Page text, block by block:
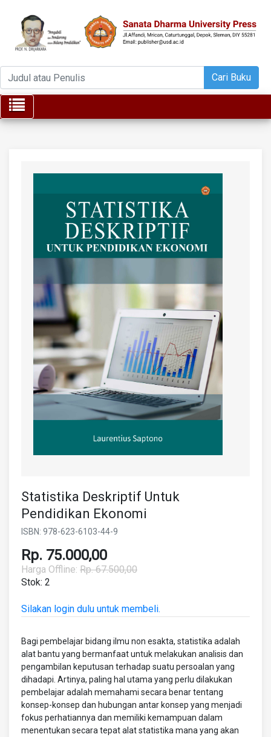
Cari Buku
Toggle navigation
Statistika Deskriptif Untuk
Pendidikan Ekonomi
ISBN: 978-623-6103-44-9
Rp. 75.000,00
Harga Offline: Rp. 67.500,00
Stok: 2
Silakan login dulu untuk membeli.
Bagi pembelajar bidang ilmu non esakta, statistika adalah
alat bantu yang bermanfaat untuk melakukan analisis dan
pengambilan keputusan terhadap suatu persoalan yang
dihadapi. Artinya, paling hal utama yang perlu dilakukan
pembelajar adalah memahami secara benar tentang
konsep-konsep dan hubungan antar konsep yang menjadi
fokus perhatiannya dan memiliki kemampuan dalam
menentukan secara tepat alat statistika mana yang akan